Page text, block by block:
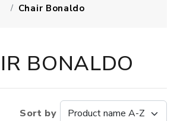
Chair Bonaldo
BONALDO
Sort by